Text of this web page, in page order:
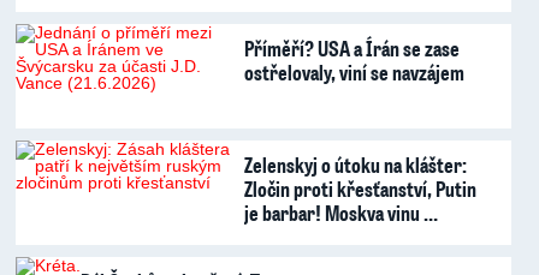
Příměří? USA a Írán se zase
ostřelovaly, viní se navzájem
Zelenskyj o útoku na klášter:
Zločin proti křesťanství, Putin
je barbar! Moskva vinu …